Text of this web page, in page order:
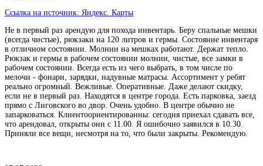
Ссылка на источник: Яндекс. Карты
Не в первый раз арендую для похода инвентарь. Беру спальные мешки
(всегда чистые), рюкзаки на 120 литров и гермы. Состояние инвентаря
в отличном состоянии. Молнии на мешках работают. Держат тепло.
Рюкзак и гермы в рабочем состоянии молнии, чистые, все замки в
рабочем состоянии. Всегда есть из чего выбрать, в том числе по
мелочи - фонари, зарядки, надувные матрасы. Ассортимент у ребят
реально огромный. Вежливые. Оперативные. Даже делают скидку,
если не в первый раз. Находятся в центре города. Есть парковка, заезд
прямо с Лиговского во двор. Очень удобно. В центре обычно не
запарковаться. Клиентоориентированны: сегодня приехал сдавать все,
что арендовал, открыты они с 11.00. Я ошибочно заявился в 10.30.
Приняли все вещи, несмотря на то, что были закрыты. Рекомендую.